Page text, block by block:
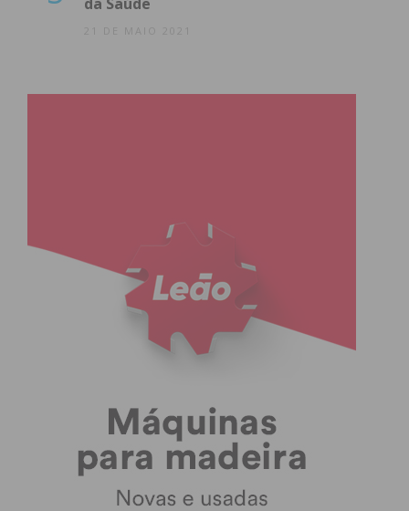
organizações não estão apenas a melhorar as suas
desenvolver o crescimento e o sucesso das
empresas portuenses no futuro
Subscreva a newsletter do
Assine nossa newsletter por e-mail e
obtenha de forma regular a informação
atualizada.
21 DE MAIO 2021